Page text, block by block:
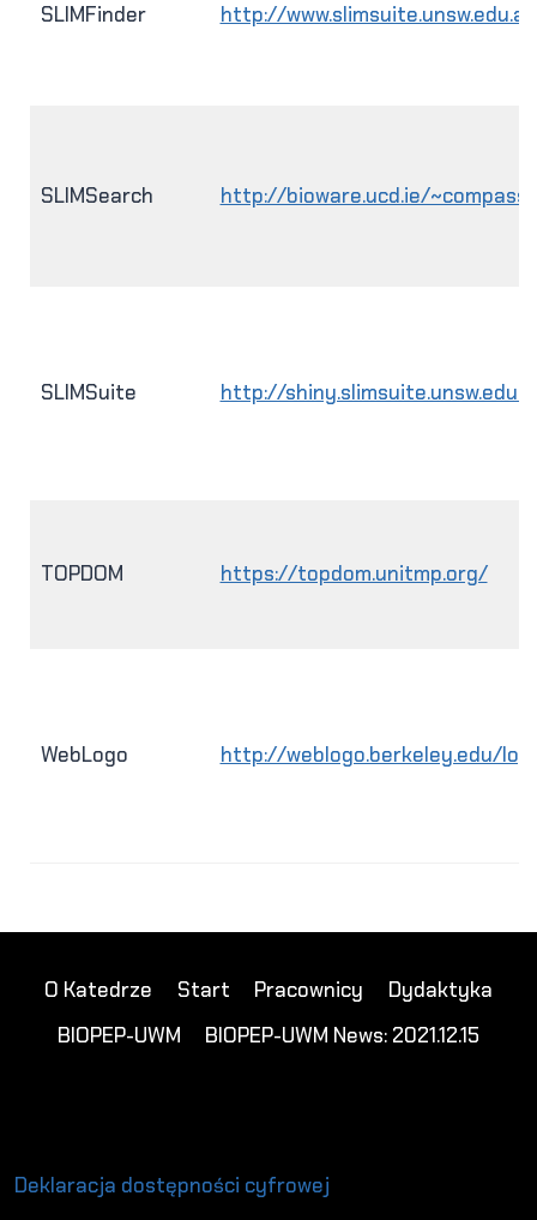
SLIMFinder http://
SLIMSearch http://bioware.ucd.ie/
SLIMSuite http://
TOPDOM https://topdom.unitmp.org/
WebLogo http://weblogo.berkeley.edu/
O Katedrze Start Pracownicy
Dydaktyka
BIOPEP-UWM
BIOPEP-UWM News: 2021.12.15
Deklaracja dostępności cyfrowej